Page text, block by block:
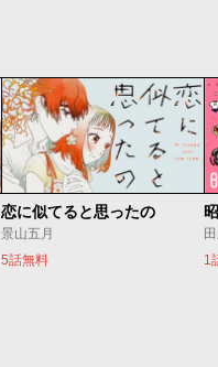
恋に似てると思ったの
景山五月
5話無料
1